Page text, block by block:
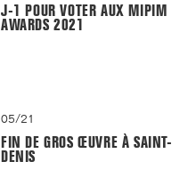
J-1 POUR VOTER AUX MIPIM
AWARDS 2021
05/21
FIN DE GROS ŒUVRE À SAINT-
DENIS